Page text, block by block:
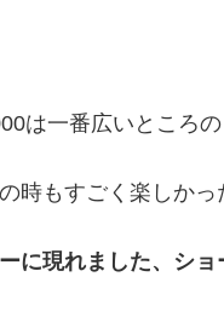
は一番広いところの
時もすごく楽しかっ
に現れました、ショ